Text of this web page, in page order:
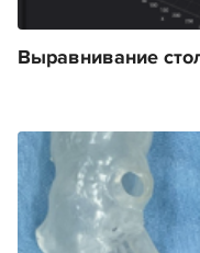
Выравнивание